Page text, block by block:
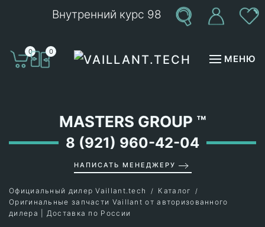
Внутренний курс 98
0 0
МЕНЮ
MASTERS GROUP ™
8 (921) 960-42-04
НАПИСАТЬ МЕНЕДЖЕРУ
Официальный дилер Vaillant.tech
Каталог
Оригинальные запчасти Vaillant от авторизованного
дилера | Доставка по России